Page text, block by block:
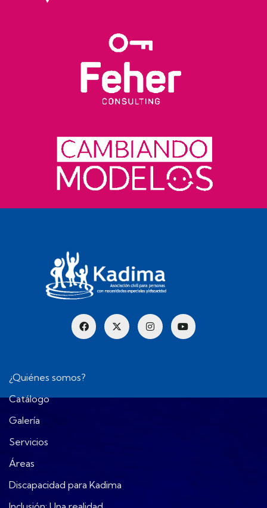
¿Quiénes somos?
Catálogo
Galería
Servicios
Áreas
Discapacidad para Kadima